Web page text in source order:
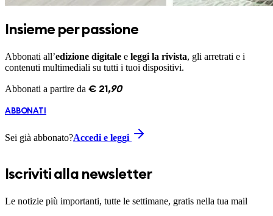
Insieme per passione
Abbonati all’edizione digitale e leggi la rivista, gli arretrati e i
contenuti multimediali su tutti i tuoi dispositivi.
Abbonati a partire da € 21 ,90
ABBONATI
Sei già abbonato?Accedi e leggi
Iscriviti alla newsletter
Le notizie più importanti, tutte le settimane, gratis nella tua mail